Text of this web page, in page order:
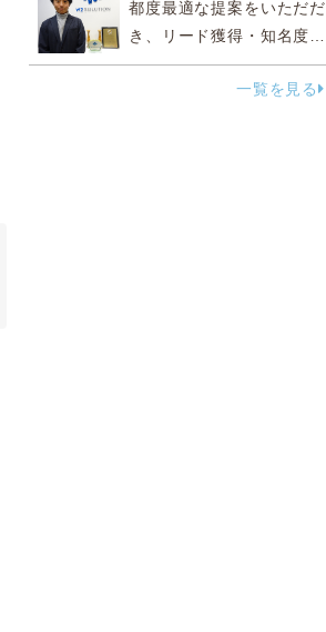
都度最適な提案をいただだ
き、リード獲得・知名度向
上に効果実感
一覧を見る